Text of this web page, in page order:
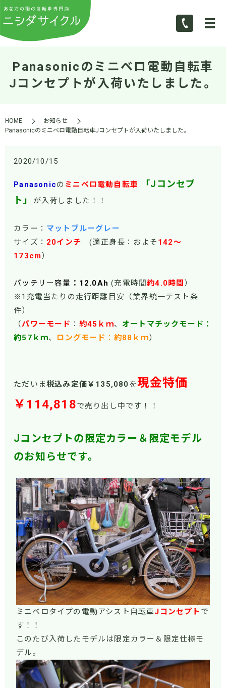
Panasonicのミニベロ電動自転車
Jコンセプトが入荷いたしました。
HOME
お知らせ
Panasonicのミニベロ電動自転車Jコンセプトが入荷いたしました。
2020/10/15
Panasonicの ミニベロ電動自転車
「Jコンセプ
ト」
が入荷しました！！
カラー： マットブルーグレー
サイズ： 20インチ (適正身長：およそ 142～
173cm）
バッテリー容量 ：12.0Ah(充電時間約4.0時間 ）
※1充電当たりの走行距離目安（業界統一テスト条
件）
（パワーモー ド ： 約45ｋｍ、 オートマチックモード：
約57ｋｍ、 ロングモード ： 約88ｋｍ）
ただいま税込み定価￥135,080 を現金特価
￥114,818で売り出し中です！！
Jコンセプトの限定カラー＆限定モデル
のお知らせです。
ミニベロタイプの電動アシスト自転車Jコンセプト で
す！！
このたび入荷したモデルは限定カラー＆限定仕様モ
デル。